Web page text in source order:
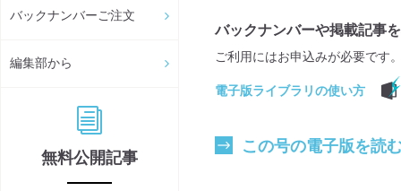
バックナンバーご注文
編集部から
無料公開記事
バックナンバーや掲載記事
ご利用にはお申込みが必要です
電子版ライブラリの使い方
この号の電子版を読